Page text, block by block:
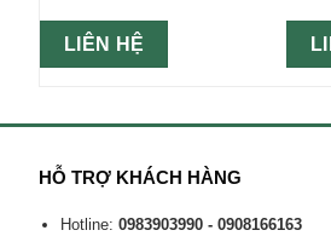
LIÊN HỆ
HỖ TRỢ KHÁCH HÀNG
Hotline: 0983903990 - 0908166163